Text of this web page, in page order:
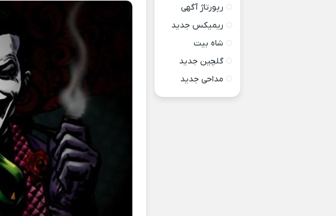
رپورتاژ آگهی
ریمیکس جدید
شاه بیت
گلچین جدید
مداحی جدید